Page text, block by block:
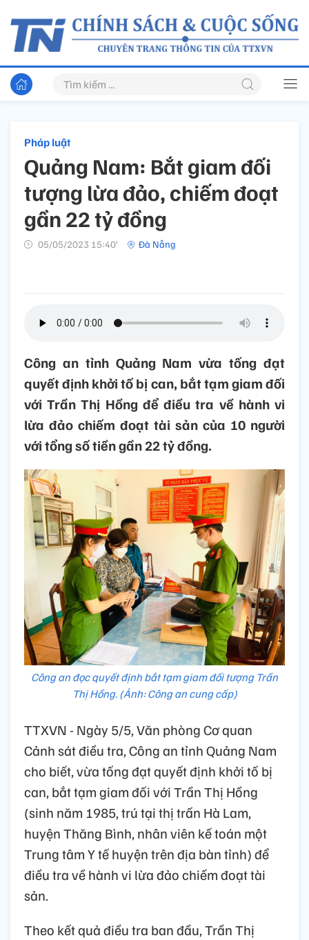
Pháp luật
Quảng Nam: Bắt giam đối
tượng lừa đảo, chiếm đoạt
gần 22 tỷ đồng
05/05/2023 15:40’ Đà Nẵng
Công an tỉnh Quảng Nam vừa tống đạt
quyết định khởi tố bị can, bắt tạm giam đối
với Trần Thị Hồng để điều tra về hành vi
lừa đảo chiếm đoạt tài sản của 10 người
với tổng số tiền gần 22 tỷ đồng.
Công an đọc quyết định bắt tạm giam đối tượng Trần
Thị Hồng. (Ảnh: Công an cung cấp)
TTXVN - Ngày 5/5, Văn phòng Cơ quan
Cảnh sát điều tra, Công an tỉnh Quảng Nam
cho biết, vừa tống đạt quyết định khởi tố bị
can, bắt tạm giam đối với Trần Thị Hồng
(sinh năm 1985, trú tại thị trấn Hà Lam,
huyện Thăng Bình, nhân viên kế toán một
Trung tâm Y tế huyện trên địa bàn tỉnh) để
điều tra về hành vi lừa đảo chiếm đoạt tài
sản.
Theo kết quả điều tra ban đầu, Trần Thị